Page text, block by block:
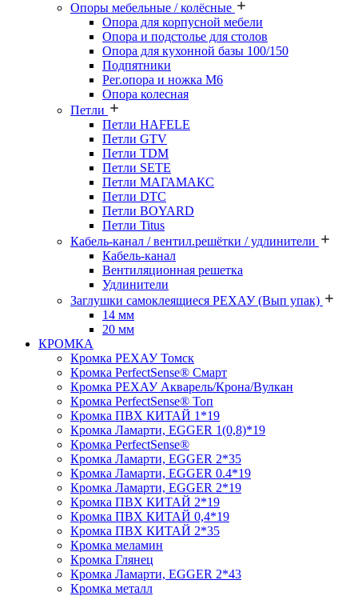
Опоры мебельные / колёсные
Опора для корпусной мебели
Опора и подстолье для столов
Опора для кухонной базы 100/150
Подпятники
Рег.опора и ножка М6
Опора колесная
Петли
Петли HAFELE
Петли GTV
Петли TDM
Петли SETE
Петли МАГАМАКС
Петли DTC
Петли BOYARD
Петли Titus
Кабель-канал / вентил.решётки / удлинители
Кабель-канал
Вентиляционная решетка
Удлинители
Заглушки самоклеящиеся РЕХАУ (Вып упак)
14 мм
20 мм
КРОМКА
Кромка PЕХАУ Томск
Кромка PerfectSense® Смарт
Кромка PЕХАУ Акварель/Крона/Вулкан
Кромка PerfectSense® Топ
Кромка ПВХ КИТАЙ 1*19
Кромка Ламарти, EGGER 1(0,8)*19
Кромка PerfectSense®
Кромка Ламарти, EGGER 2*35
Кромка Ламарти, EGGER 0.4*19
Кромка Ламарти, EGGER 2*19
Кромка ПВХ КИТАЙ 2*19
Кромка ПВХ КИТАЙ 0,4*19
Кромка ПВХ КИТАЙ 2*35
Кромка меламин
Кромка Глянец
Кромка Ламарти, EGGER 2*43
Кромка металл